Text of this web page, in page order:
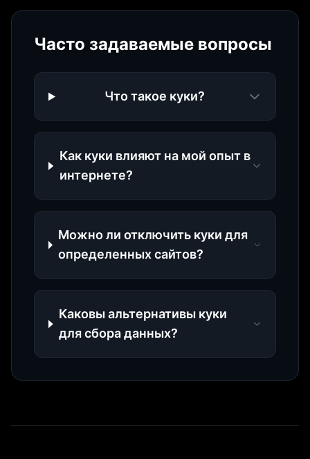
Часто задаваемые вопросы
Что такое куки?
Как куки влияют на мой опыт в
интернете?
Можно ли отключить куки для
определенных сайтов?
Каковы альтернативы куки
для сбора данных?